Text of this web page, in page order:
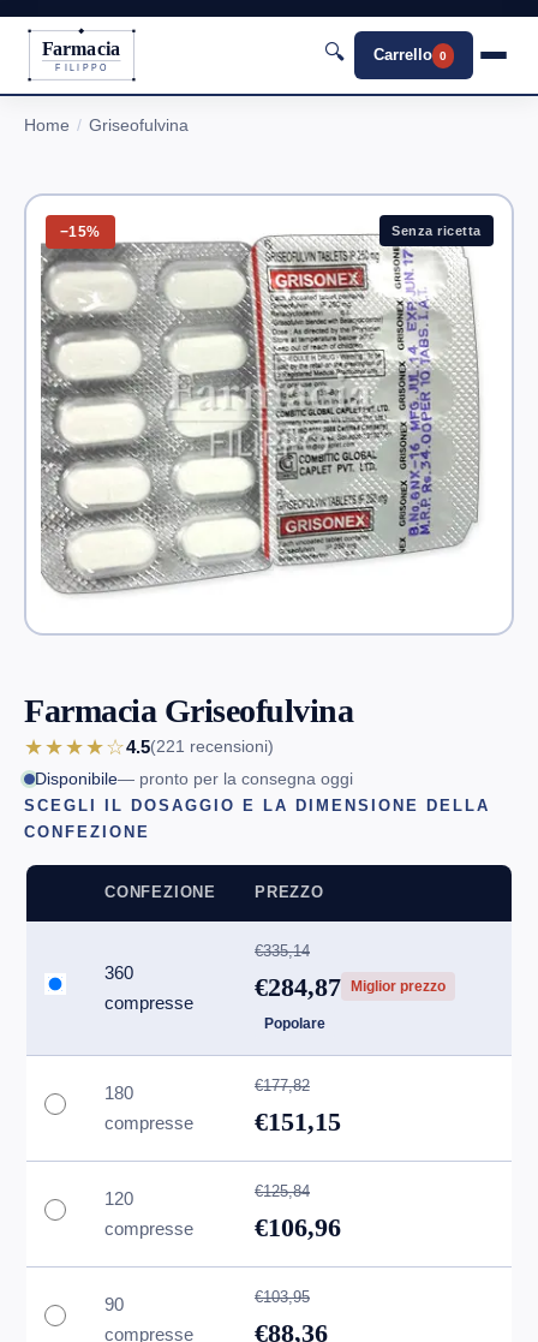
Farmacia
FILIPPO
🔍 Carrello 0
Home Griseofulvina
−15% Senza ricetta
Farmacia Griseofulvina
★★★★☆4.5(221 recensioni)
Disponibile— pronto per la consegna oggi
SCEGLI IL DOSAGGIO E LA DIMENSIONE DELLA
CONFEZIONE
CONFEZIONE PREZZO
360
compresse
€335,14
€284,87 Miglior prezzo
Popolare
180
compresse
€177,82
€151,15
120
compresse
€125,84
€106,96
90
compresse
€103,95
€88,36